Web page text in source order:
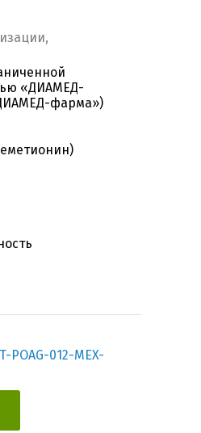
«ДИАМЕД-
фарма»)
POAG-012-MEX-